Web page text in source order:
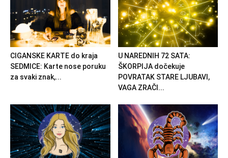
CIGANSKE KARTE do kraja
SEDMICE: Karte nose poruku
za svaki znak,...
U NAREDNIH 72 SATA:
ŠKORPIJA dočekuje
POVRATAK STARE LJUBAVI,
VAGA ZRAČI...